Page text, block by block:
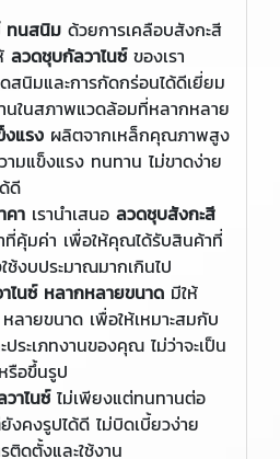
ทนสนิม ด้วยการเคลือบสังกะสี
ลวดชุบกัลวาไนซ์ของเรา
สนิมและการกัดกร่อนได้ดีเยี่ยม
านในสภาพแวดล้อมที่หลากหลาย
แรง ผลิตจากเหล็กคุณภาพสูง
ามแข็งแรง ทนทาน ไม่ขาดง่าย
ดี
คา เรานำเสนอ ลวดชุบสังกะสี
คุ้มค่า เพื่อให้คุณได้รับสินค้าที่
ช้งบประมาณมากเกินไป
ไนซ์ หลากหลายขนาด มีให้
ลายขนาด เพื่อให้เหมาะสมกับ
ระเภทงานของคุณ ไม่ว่าจะเป็น
รือขึ้นรูป
าไนซ์ไม่เพียงแต่ทนทานต่อ
คงรูปได้ดี ไม่บิดเบี้ยวง่าย
ติดตั้งและใช้งาน